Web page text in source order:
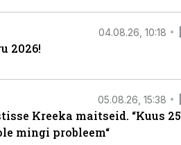
04.08.26, 10:18
2026!
05.08.26, 15:38
Kreeka maitseid. “Kuus 25
mingi probleem“